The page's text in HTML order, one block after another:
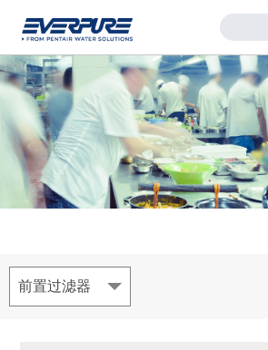
Main
Content
Starts
Here
前置过滤器